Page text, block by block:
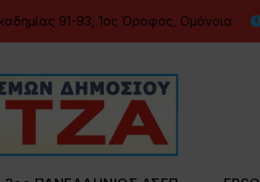
91-93, 1ος Όροφος, Ομόνοια